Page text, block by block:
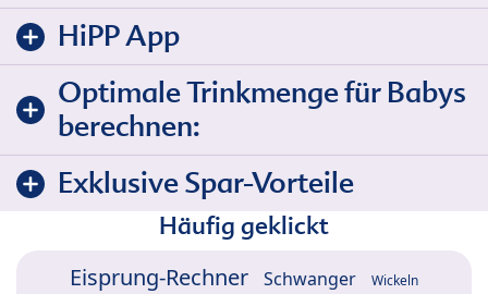
HiPP App
Optimale Trinkmenge für Babys
berechnen:
Exklusive Spar-Vorteile
Häufig geklickt
Eisprung-Rechner Schwanger Wickeln